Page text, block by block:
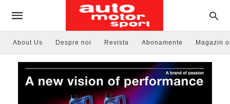
About Us Despre noi Revista Abonamente Magazin